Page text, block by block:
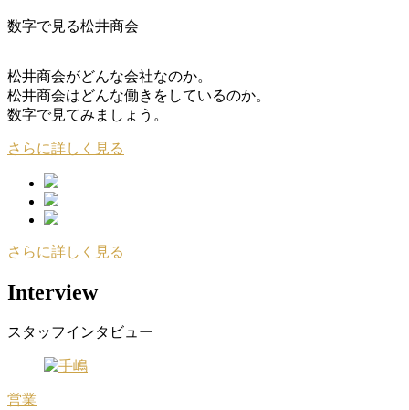
数字で見る松井商会
松井商会がどんな会社なのか。
松井商会はどんな働きをしているのか。
数字で見てみましょう。
さらに詳しく見る
さらに詳しく見る
Interview
スタッフインタビュー
営業